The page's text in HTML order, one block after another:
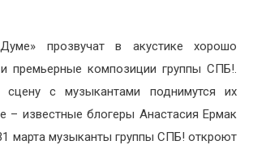
прозвучат в акустике хорошо
премьерные композиции группы СПБ!.
с музыкантами поднимутся их
– известные блогеры Анастасия Ермак
марта музыканты группы СПБ! откроют